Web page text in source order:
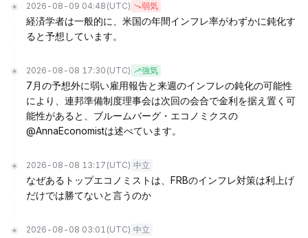
2026-08-09 04:48 (UTC) 弱気
経済学者は一般的に、米国の年間インフレ率がわずかに鈍化す
ると予想しています。
2026-08-08 17:30 (UTC) 強気
7月の予想外に弱い雇用報告と来週のインフレの鈍化の可能性
により、連邦準備制度理事会は次回の会合で金利を据え置く可
能性があると、ブルームバーグ・エコノミクスの
@AnnaEconomistは述べています。
2026-08-08 13:17 (UTC) 中立
なぜあるトップエコノミストは、FRBのインフレ対策は利上げ
だけでは勝てないと言うのか
2026-08-08 03:01 (UTC) 中立